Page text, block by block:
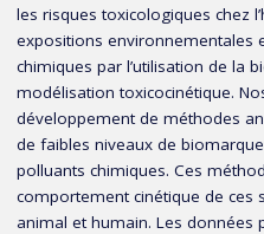
les risques toxicologiques chez
expositions environnementales
chimiques par l’utilisation de la
modélisation toxicocinétique.
développement de méthodes
de faibles niveaux de
polluants chimiques. Ces
comportement cinétique de ces
animal et humain. Les données